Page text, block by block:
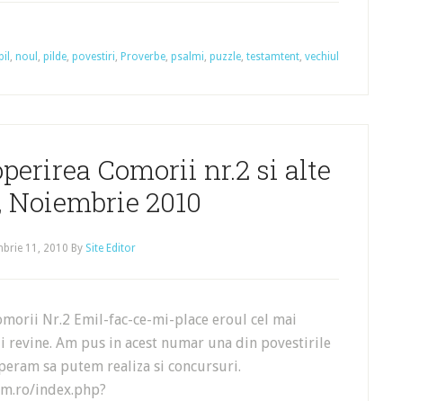
, noul , pilde, povestiri, Proverbe, psalmi, puzzle, testamtent, vechiul
Comorii nr.2 si alte
2010
11, 2010 By Site Editor
Nr.2 Emil-fac-ce-mi-place eroul cel mai
revine. Am pus in acest numar una din povestirile
sa putem realiza si concursuri.
index.php?